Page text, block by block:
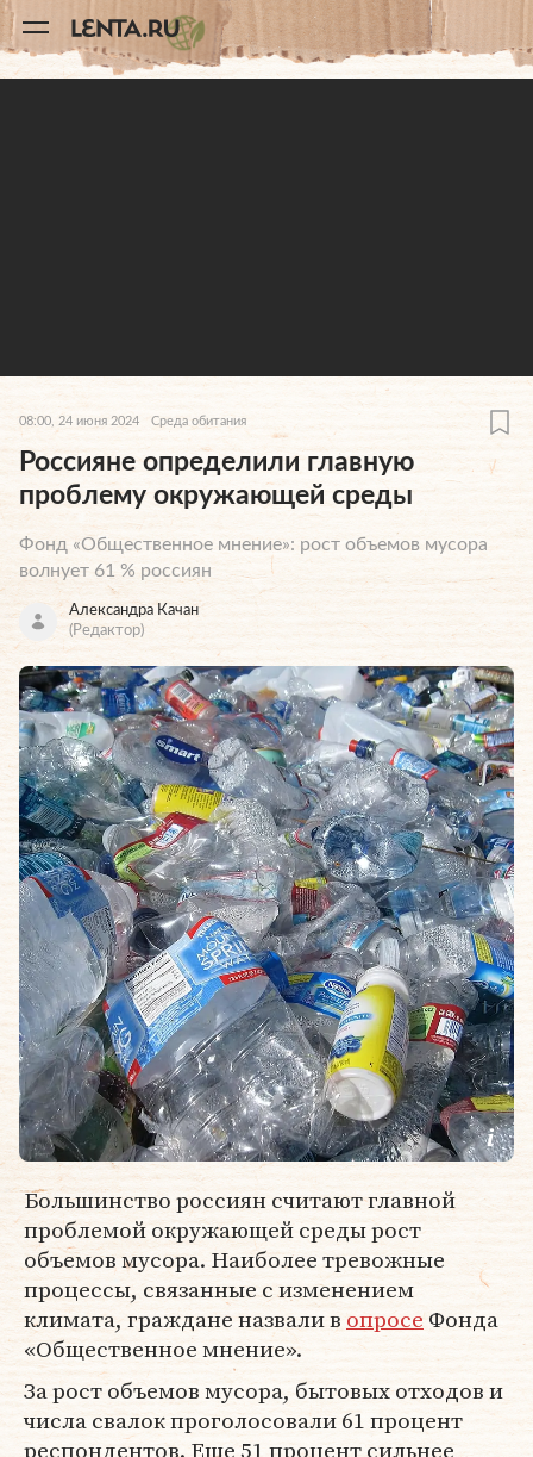
A
11
08:00, 24 июня 2024 Среда обитания
Россияне определили главную
проблему окружающей среды
Фонд «Общественное мнение»: рост объемов мусора
волнует 61 % россиян
Александра Качан
(Редактор)
Большинство россиян считают главной
проблемой окружающей среды рост
объемов мусора. Наиболее тревожные
процессы, связанные с изменением
климата, граждане назвали вопросе Фонда
«Общественное мнение».
За рост объемов мусора, бытовых отходов и
числа свалок проголосовали 61 процент
респондентов. Еще 51 процент сильнее